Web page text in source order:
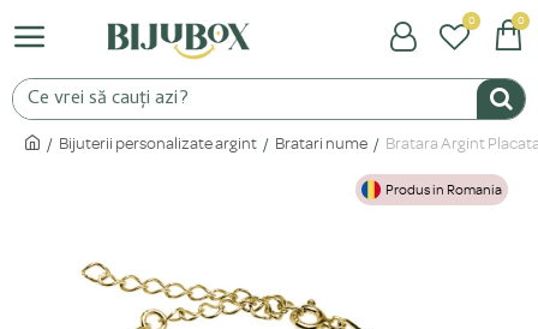
0 0
Bijuterii personalizate argint Bratari nume Bratara Argint
Produs in Romania